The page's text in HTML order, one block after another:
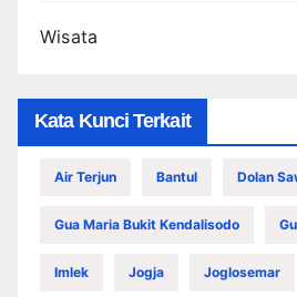
Wisata
Kata Kunci Terkait
Air Terjun Bantul Dolan
Gua Maria Bukit Kendalisodo
Imlek Jogja Joglosemar